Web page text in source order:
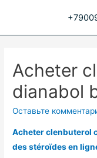
содержимому
Acheter
dianabol
Оставьте
Acheter clenbuterol
des stéroïdes en